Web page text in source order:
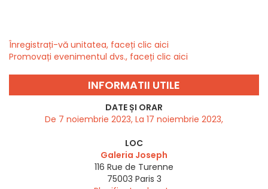
Înregistrați-vă unitatea, faceți clic aici
Promovați evenimentul dvs., faceți clic aici
INFORMATII UTILE
DATE ȘI ORAR
De 7 noiembrie 2023, La 17 noiembrie 2023,
LOC
Galeria Joseph
116 Rue de Turenne
75003 Paris 3